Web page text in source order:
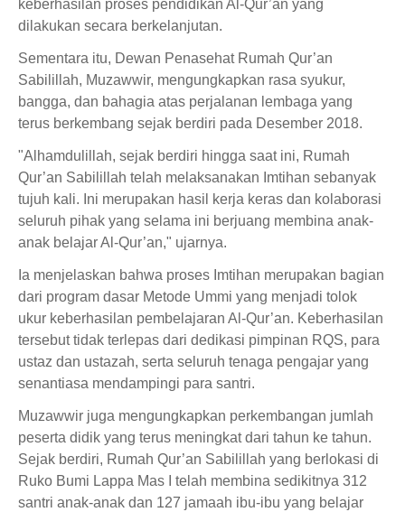
keberhasilan proses pendidikan Al-Qur’an yang
dilakukan secara berkelanjutan.
Sementara itu, Dewan Penasehat Rumah Qur’an
Sabilillah, Muzawwir, mengungkapkan rasa syukur,
bangga, dan bahagia atas perjalanan lembaga yang
terus berkembang sejak berdiri pada Desember 2018.
"Alhamdulillah, sejak berdiri hingga saat ini, Rumah
Qur’an Sabilillah telah melaksanakan Imtihan sebanyak
tujuh kali. Ini merupakan hasil kerja keras dan kolaborasi
seluruh pihak yang selama ini berjuang membina anak-
anak belajar Al-Qur’an," ujarnya.
Ia menjelaskan bahwa proses Imtihan merupakan bagian
dari program dasar Metode Ummi yang menjadi tolok
ukur keberhasilan pembelajaran Al-Qur’an. Keberhasilan
tersebut tidak terlepas dari dedikasi pimpinan RQS, para
ustaz dan ustazah, serta seluruh tenaga pengajar yang
senantiasa mendampingi para santri.
Muzawwir juga mengungkapkan perkembangan jumlah
peserta didik yang terus meningkat dari tahun ke tahun.
Sejak berdiri, Rumah Qur’an Sabilillah yang berlokasi di
Ruko Bumi Lappa Mas I telah membina sedikitnya 312
santri anak-anak dan 127 jamaah ibu-ibu yang belajar